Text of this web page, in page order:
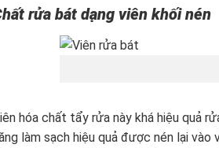
rửa bát dạng viên khối nén
hóa chất tẩy rửa này khá hiệu quả
làm sạch hiệu quả được nén lại